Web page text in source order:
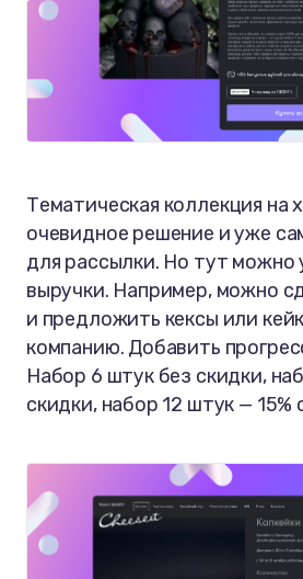
Тематическая коллекция на
очевидное решение и уже
для рассылки. Но тут можно
выручки. Например, можно
и предложить кексы или
компанию. Добавить
Набор 6 штук без скидки,
скидки, набор 12 штук — 15%